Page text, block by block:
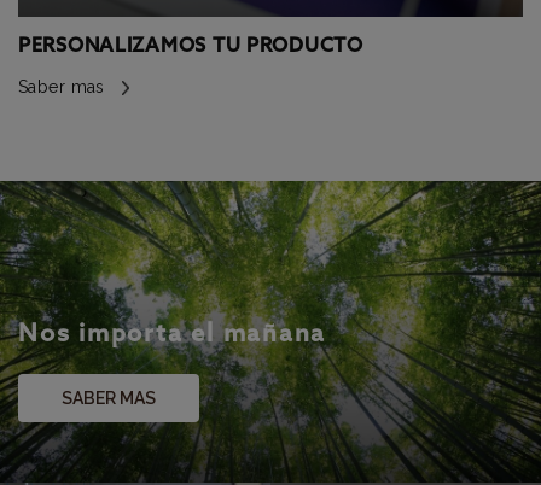
PERSONALIZAMOS TU PRODUCTO
Saber mas
Nos importa el mañana
SABER MAS